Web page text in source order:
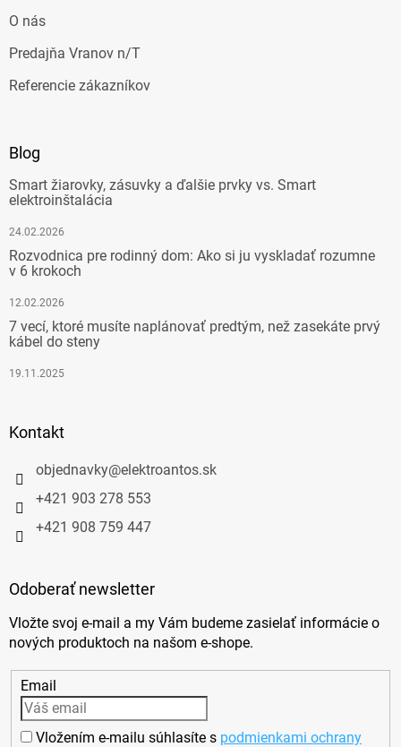
O nás
Predajňa Vranov n/T
Referencie zákazníkov
Blog
Smart žiarovky, zásuvky a ďalšie prvky vs. Smart
elektroinštalácia
24.02.2026
Rozvodnica pre rodinný dom: Ako si ju vyskladať rozumne
v 6 krokoch
12.02.2026
7 vecí, ktoré musíte naplánovať predtým, než zasekáte prvý
kábel do steny
19.11.2025
Kontakt
objednavky@elektroantos.sk
+421 903 278 553
+421 908 759 447
Odoberať newsletter
Vložte svoj e-mail a my Vám budeme zasielať informácie o
nových produktoch na našom e-shope.
Email
Vložením e-mailu súhlasíte s podmienkami ochrany